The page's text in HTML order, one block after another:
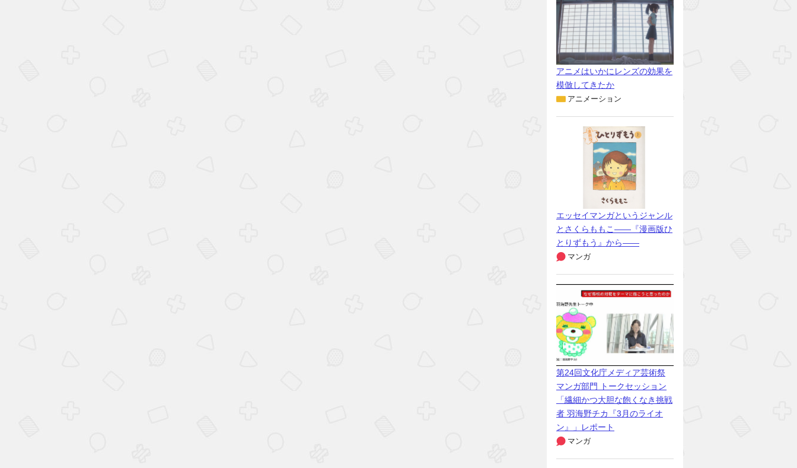
アニメはいかにレンズの効果を
模倣してきたか
アニメーション
エッセイマンガというジャンル
とさくらももこ――『漫画版ひ
とりずもう』から――
マンガ
第24回文化庁メディア芸術祭
マンガ部門 トークセッション
「繊細かつ大胆な飽くなき挑戦
者 羽海野チカ『3月のライオ
ン』」レポート
マンガ